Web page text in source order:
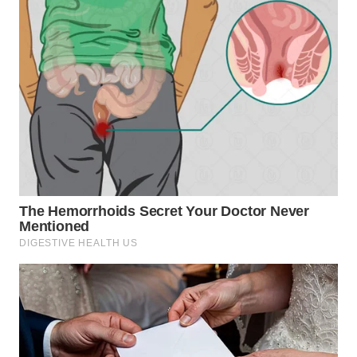
WN
MALUKU
WN
MALUT
WN
DAIRI
WN
TOBA
WN
NIAS
WN
LANGKAT